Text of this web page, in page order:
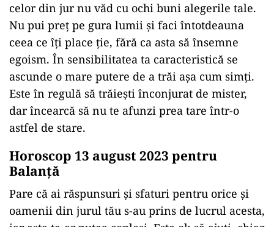
celor din jur nu văd cu ochi buni alegerile tale.
Nu pui preț pe gura lumii și faci întotdeauna
ceea ce îți place ție, fără ca asta să însemne
egoism. În sensibilitatea ta caracteristică se
ascunde o mare putere de a trăi așa cum simți.
Este în regulă să trăieşti înconjurat de mister,
dar încearcă să nu te afunzi prea tare într-o
astfel de stare.
Horoscop 13 august 2023 pentru
Balanţă
Pare că ai răspunsuri și sfaturi pentru orice și
oamenii din jurul tău s-au prins de lucrul acesta,